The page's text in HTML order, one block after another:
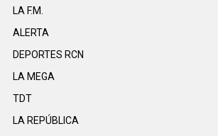
LA F.M.
ALERTA
DEPORTES RCN
LA MEGA
TDT
LA REPÚBLICA